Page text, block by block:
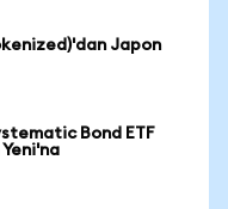
Japon
Bond ETF